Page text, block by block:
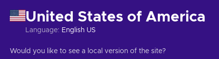
Copyright © 2026 Eneba. Všechna práva vyhrazena. JSC „Helis play“,
Kliknutím na tlačítko „Přijmout vše“ souhlasíte s používáním
těchto technologií společností Eneba a jejími partnery. Svůj
souhlas můžete upravit kliknutím na tlačítko „Přizpůsobit“.
naleznete na Bezpečnost a ochrana osobních údajů firem
United States of America
Language: English US
Would you like to see a local version of the site?